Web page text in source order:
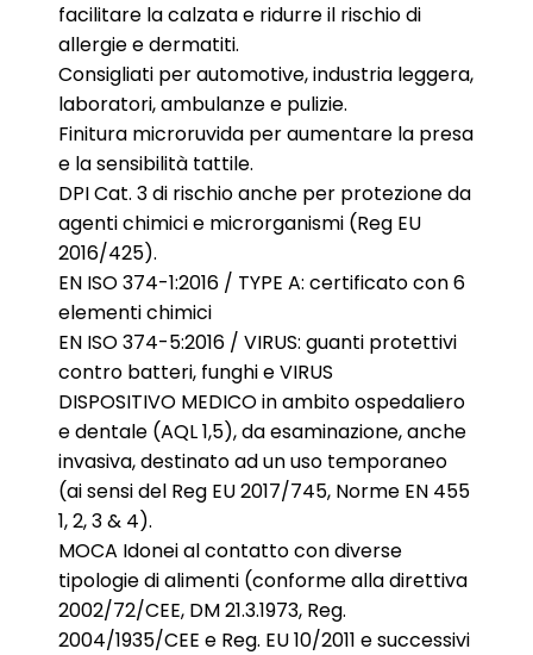
facilitare la calzata e ridurre il rischio di
allergie e dermatiti.
Consigliati per automotive, industria leggera,
laboratori, ambulanze e pulizie.
Finitura microruvida per aumentare la presa
e la sensibilità tattile.
DPI Cat. 3 di rischio anche per protezione da
agenti chimici e microrganismi (Reg EU
2016/425).
EN ISO 374-1:2016 / TYPE A: certificato con 6
elementi chimici
EN ISO 374-5:2016 / VIRUS: guanti protettivi
contro batteri, funghi e VIRUS
DISPOSITIVO MEDICO in ambito ospedaliero
e dentale (AQL 1,5), da esaminazione, anche
invasiva, destinato ad un uso temporaneo
(ai sensi del Reg EU 2017/745, Norme EN 455
1, 2, 3 & 4).
MOCA Idonei al contatto con diverse
tipologie di alimenti (conforme alla direttiva
2002/72/CEE, DM 21.3.1973, Reg.
2004/1935/CEE e Reg. EU 10/2011 e successivi